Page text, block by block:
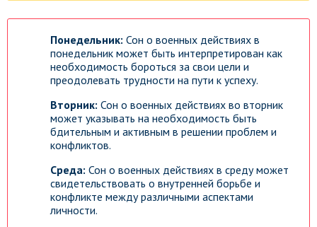
Понедельник: Сон о военных действиях в
понедельник может быть интерпретирован как
необходимость бороться за свои цели и
преодолевать трудности на пути к успеху.
Вторник: Сон о военных действиях во вторник
может указывать на необходимость быть
бдительным и активным в решении проблем и
конфликтов.
Среда: Сон о военных действиях в среду может
свидетельствовать о внутренней борьбе и
конфликте между различными аспектами
личности.